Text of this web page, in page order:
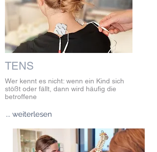
TENS
Wer kennt es nicht: wenn ein Kind sich
stößt oder fällt, dann wird häufig die
betroffene
... weiterlesen